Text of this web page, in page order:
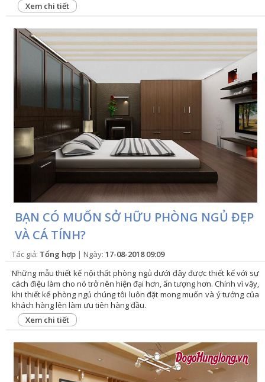
Xem chi tiết
BẠN CÓ MUỐN SỞ HỮU PHÒNG NGỦ ĐẸP
VÀ CÁ TÍNH?
Tác giả: Tổng hợp | Ngày: 17-08-2018 09:09
Những mẫu thiết kế nội thất phòng ngủ dưới đây được thiết kế với sự
cách điệu làm cho nó trở nên hiện đại hơn, ấn tượng hơn. Chính vì vậy,
khi thiết kế phòng ngủ chúng tôi luôn đặt mong muốn và ý tưởng của
khách hàng lên làm ưu tiên hàng đầu.
Xem chi tiết